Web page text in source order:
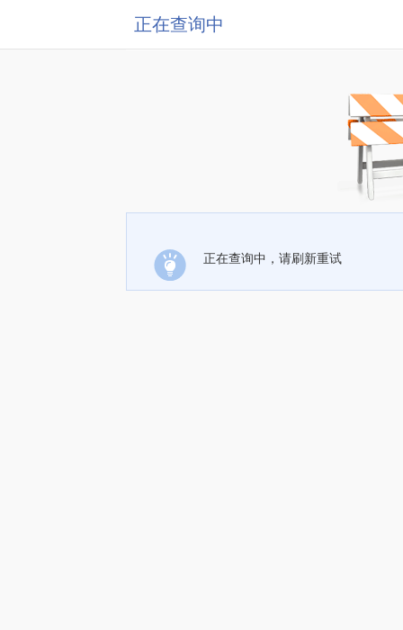
正在查询中
正在查询中，请刷新重试